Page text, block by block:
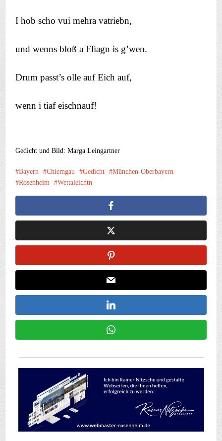
I hob scho vui mehra vatriebn,
und wenns bloß a Fliagn is g’wen.
Drum passt’s olle auf Eich auf,
wenn i tiaf eischnauf!
Gedicht und Bild: Marga Leingartner
Bayern Chiemgau Gedicht
München-Oberbayern
Rosenheim
Wettaleichtn